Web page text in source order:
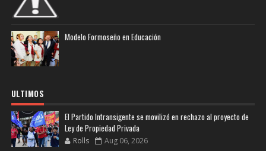
Modelo Formoseño en Educación
ULTIMOS
El Partido Intransigente se movilizó en rechazo al proyecto de
Ley de Propiedad Privada
Rolls Aug 06, 2026